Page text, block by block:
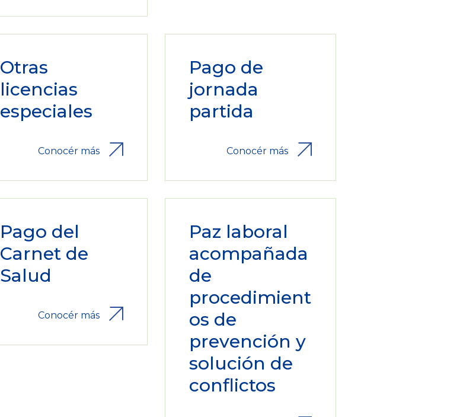
Otras
licencias
especiales
Conocér más
Pago de
jornada
partida
Conocér más
Pago del
Carnet de
Salud
Conocér más
Paz laboral
acompañada
de
procedimient
os de
prevención y
solución de
conflictos